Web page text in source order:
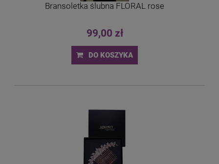
Bransoletka ślubna FLORAL rose
99,00 zł
DO KOSZYKA